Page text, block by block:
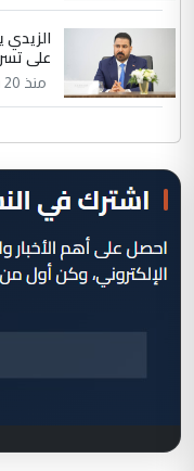
الزيدي
على
منذ 20 ساعة